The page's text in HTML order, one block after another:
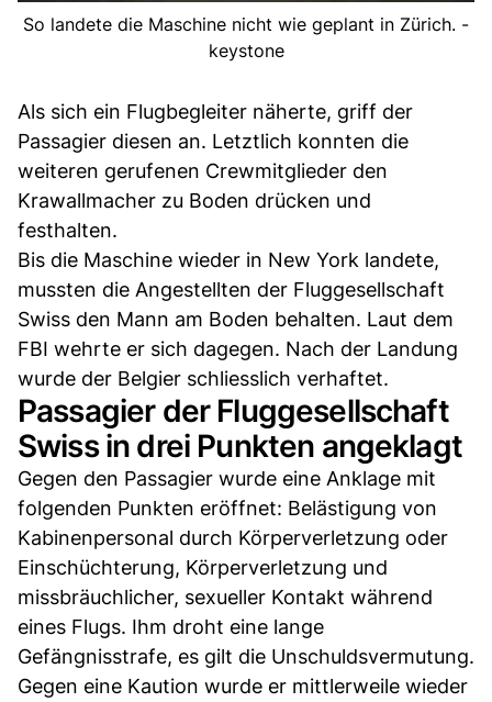
So landete die Maschine nicht wie geplant in Zürich. -
keystone
Als sich ein Flugbegleiter näherte, griff der
Passagier diesen an. Letztlich konnten die
weiteren gerufenen Crewmitglieder den
Krawallmacher zu Boden drücken und
festhalten.
Bis die Maschine wieder in New York landete,
mussten die Angestellten der Fluggesellschaft
Swiss den Mann am Boden behalten. Laut dem
FBI wehrte er sich dagegen. Nach der Landung
wurde der Belgier schliesslich verhaftet.
Passagier der Fluggesellschaft
Swiss in drei Punkten angeklagt
Gegen den Passagier wurde eine Anklage mit
folgenden Punkten eröffnet: Belästigung von
Kabinenpersonal durch Körperverletzung oder
Einschüchterung, Körperverletzung und
missbräuchlicher, sexueller Kontakt während
eines Flugs. Ihm droht eine lange
Gefängnisstrafe, es gilt die Unschuldsvermutung.
Gegen eine Kaution wurde er mittlerweile wieder